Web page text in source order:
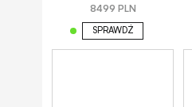
8499 PLN
SPRAWDŹ